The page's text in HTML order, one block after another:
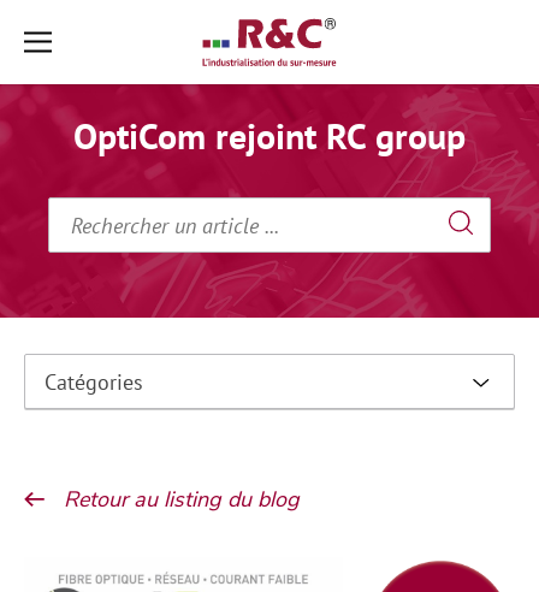
Aller
au
➜
Aller
au
de
page
OptiCom rejoint RC group
Retour au listing du blog
Catégories